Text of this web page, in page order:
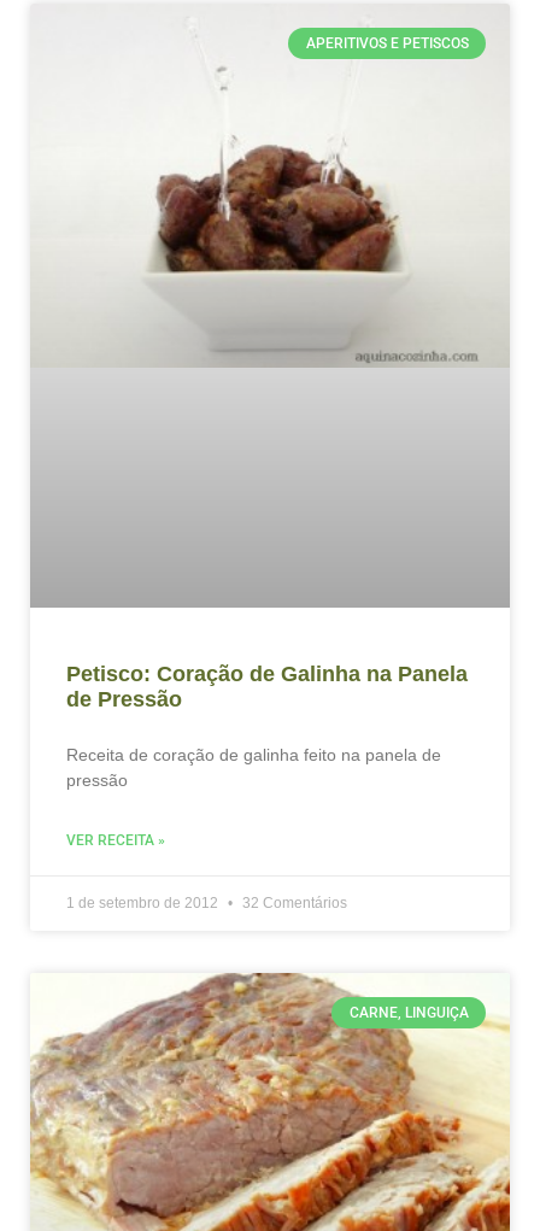
APERITIVOS E PETISCOS
Petisco: Coração de Galinha na Panela
de Pressão
Receita de coração de galinha feito na panela de
pressão
VER RECEITA »
1 de setembro de 2012 32 Comentários
CARNE, LINGUIÇA